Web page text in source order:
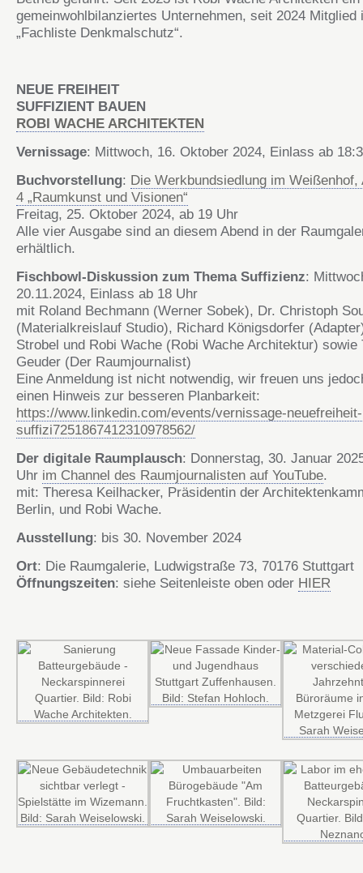
gemeinwohlbilanziertes Unternehmen, seit 2024 Mitglied
„Fachliste Denkmalschutz“.
NEUE FREIHEIT
SUFFIZIENT BAUEN
ROBI WACHE ARCHITEKTEN
Vernissage: Mittwoch, 16. Oktober 2024, Einlass ab
Buchvorstellung: Die Werkbundsiedlung im Weißenhof,
4 „Raumkunst und Visionen“
Freitag, 25. Oktober 2024, ab 19 Uhr
Alle vier Ausgabe sind an diesem Abend in der
erhältlich.
Fischbowl-Diskussion zum Thema Suffizienz:
20.11.2024, Einlass ab 18 Uhr
mit Roland Bechmann (Werner Sobek), Dr. Christoph
(Materialkreislauf Studio), Richard Königsdorfer
Strobel und Robi Wache (Robi Wache Architektur) sowie
Geuder (Der Raumjournalist)
Eine Anmeldung ist nicht notwendig, wir freuen uns
einen Hinweis zur besseren Planbarkeit:
https://www.linkedin.com/events/vernissage-neuefreiheit-
suffizi7251867412310978562/
Der digitale Raumplausch: Donnerstag, 30. Januar
Uhr im Channel des Raumjournalisten auf YouTube.
mit: Theresa Keilhacker, Präsidentin der
Berlin, und Robi Wache.
Ausstellung: bis 30. November 2024
Ort: Die Raumgalerie, Ludwigstraße 73, 70176 Stuttgart
Öffnungszeiten: siehe Seitenleiste oben oder HIER